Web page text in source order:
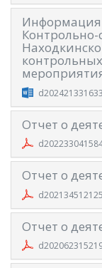
Информация
Отчет о
Отчет о
Отчет о